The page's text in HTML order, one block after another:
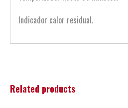
Indicador calor residual.
Related products